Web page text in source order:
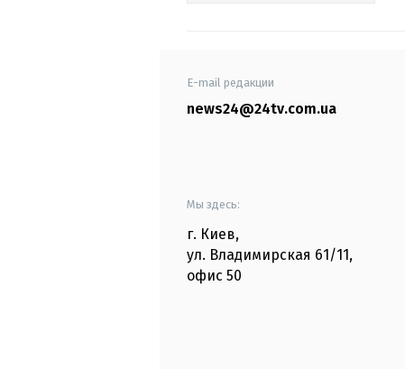
E-mail редакции
news24@24tv.com.ua
Мы здесь:
г. Киев,
ул. Владимирская 61/11,
офис 50